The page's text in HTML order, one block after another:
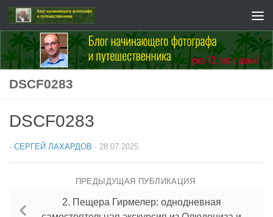
Перейти к содержимому
DSCF0283
DSCF0283
- СЕРГЕЙ ЛАХАРДОВ · 28.07.2025
ПРЕДЫДУЩАЯ ПУБЛИКАЦИЯ
2. Пещера Гирмелер: однодневная